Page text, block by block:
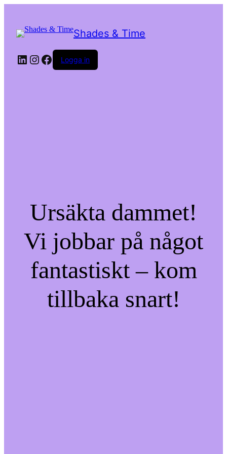
Shades & Time
LinkedIn
Instagram
Facebook
Logga in
Ursäkta dammet!
Vi jobbar på något
fantastiskt – kom
tillbaka snart!